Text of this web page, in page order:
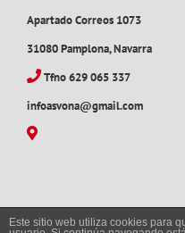
Apartado Correos 1073
31080 Pamplona, Navarra
Tfno 629 065 337
infoasvona@gmail.com
Este sitio web utiliza cookies para